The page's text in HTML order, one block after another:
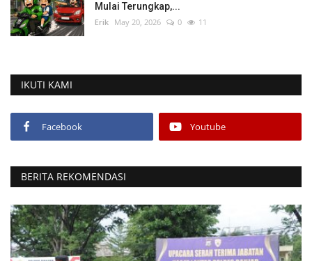
Mulai Terungkap,...
Erik May 20, 2026 0 11
IKUTI KAMI
Facebook Youtube
BERITA REKOMENDASI